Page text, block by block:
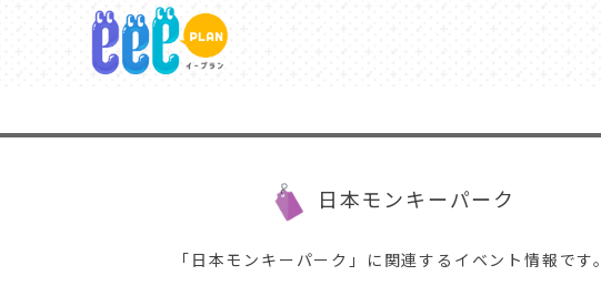
日本モンキーパーク
「日本モンキーパーク」に関連するイベント情報です。